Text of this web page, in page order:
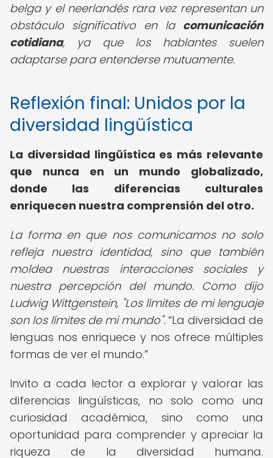
belga y el neerlandés rara vez representan un
obstáculo significativo en la comunicación
cotidiana, ya que los hablantes suelen
adaptarse para entenderse mutuamente.
Reflexión final: Unidos por la
diversidad lingüística
La diversidad lingüística es más relevante
que nunca en un mundo globalizado,
donde las diferencias culturales
enriquecen nuestra comprensión del otro.
La forma en que nos comunicamos no solo
refleja nuestra identidad, sino que también
moldea nuestras interacciones sociales y
nuestra percepción del mundo. Como dijo
Ludwig Wittgenstein, "Los límites de mi lenguaje
son los límites de mi mundo". La diversidad de
lenguas nos enriquece y nos ofrece múltiples
formas de ver el mundo.
Invito a cada lector a explorar y valorar las
diferencias lingüísticas, no solo como una
curiosidad académica, sino como una
oportunidad para comprender y apreciar la
riqueza de la diversidad humana.